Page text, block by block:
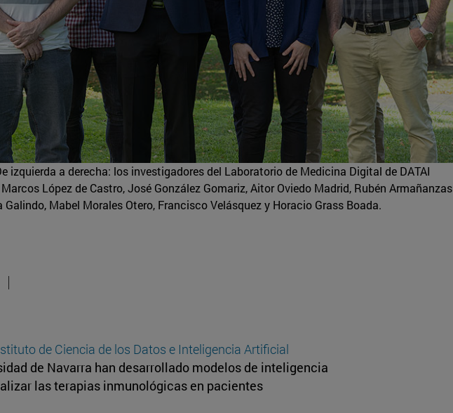
izquierda a derecha: los investigadores del Laboratorio de Medicina Digital de DATAI
López de Castro, José González Gomariz, Aitor Oviedo Madrid, Rubén Armañanzas
Galindo, Mabel Morales Otero, Francisco Velásquez y Horacio Grass Boada.
de Ciencia de los Datos e Inteligencia Artificial
de Navarra han desarrollado modelos de inteligencia
las terapias inmunológicas en pacientes